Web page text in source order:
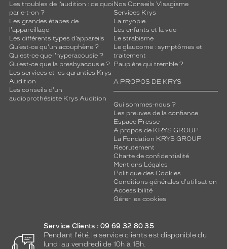
Les troubles de l’audition : de quoi
parle-t-on ?
Les grandes étapes de
l'appareillage
Les différents types d’appareils
Qu’est-ce qu'un acouphène ?
Qu'est-ce que l'hyperacousie ?
Qu’est-ce que la presbyacousie ?
Les services et les garanties Krys
Audition
Les conseils d'un
audioprothésiste Krys Audition
Nos Conseils Visagisme
Services Krys
La myopie
Les enfants et la vue
Le strabisme
Le glaucome : symptômes et
traitement
Paupière qui tremble ?
A PROPOS DE KRYS
Qui sommes-nous ?
Les preuves de la confiance
Espace Presse
A propos de KRYS GROUP
La Fondation KRYS GROUP
Recrutement
Charte de confidentialité
Mentions Légales
Politique des Cookies
Conditions générales d'utilisation
Accessibilité
Gérer les cookies
Service Clients : 09 69 32 80 35
Pendant l'été, le service clients est disponible du
lundi au vendredi de 10h à 18h.